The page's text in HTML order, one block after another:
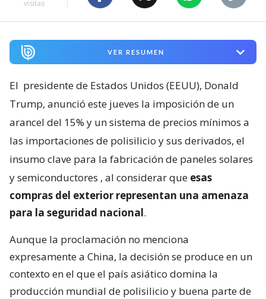
visitas
VER RESUMEN
El presidente de Estados Unidos (EEUU), Donald
Trump, anunció este jueves la imposición de un
arancel del 15% y un sistema de precios mínimos a
las importaciones de polisilicio y sus derivados, el
insumo clave para la fabricación de paneles solares
y semiconductores , al considerar que esas
compras del exterior representan una amenaza
para la seguridad nacional.
Aunque la proclamación no menciona
expresamente a China, la decisión se produce en un
contexto en el que el país asiático domina la
producción mundial de polisilicio y buena parte de